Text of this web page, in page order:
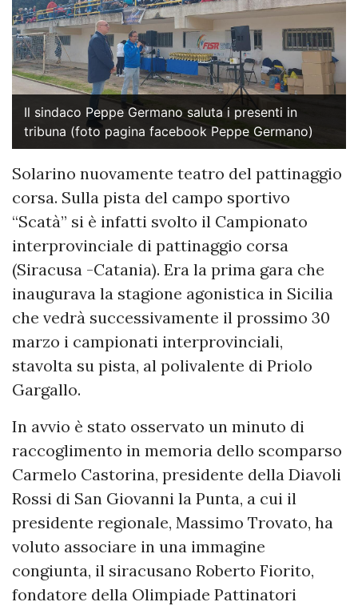
Il sindaco Peppe Germano saluta i presenti in
tribuna (foto pagina facebook Peppe Germano)
Solarino nuovamente teatro del pattinaggio
corsa. Sulla pista del campo sportivo
“Scatà” si è infatti svolto il Campionato
interprovinciale di pattinaggio corsa
(Siracusa -Catania). Era la prima gara che
inaugurava la stagione agonistica in Sicilia
che vedrà successivamente il prossimo 30
marzo i campionati interprovinciali,
stavolta su pista, al polivalente di Priolo
Gargallo.
In avvio è stato osservato un minuto di
raccoglimento in memoria dello scomparso
Carmelo Castorina, presidente della Diavoli
Rossi di San Giovanni la Punta, a cui il
presidente regionale, Massimo Trovato, ha
voluto associare in una immagine
congiunta, il siracusano Roberto Fiorito,
fondatore della Olimpiade Pattinatori